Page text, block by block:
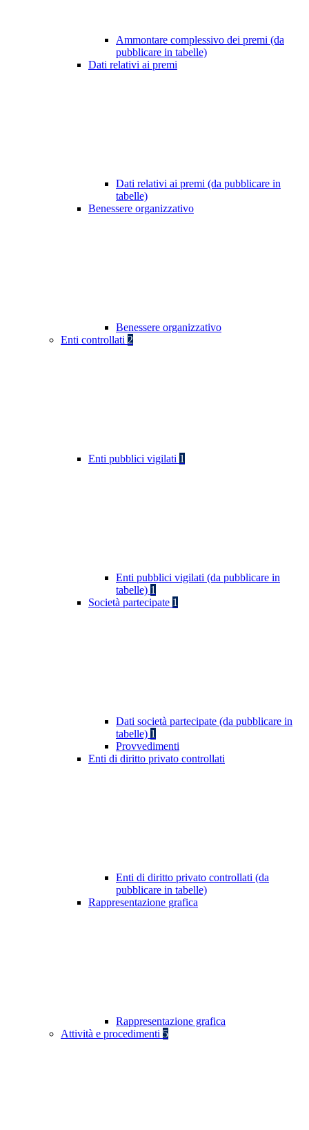
Ammontare complessivo dei premi (da
pubblicare in tabelle)
Dati relativi ai premi
Dati relativi ai premi (da pubblicare in
tabelle)
Benessere organizzativo
Benessere organizzativo
Enti controllati 2
Enti pubblici vigilati 1
Enti pubblici vigilati (da pubblicare in
tabelle) 1
Società partecipate 1
Dati società partecipate (da pubblicare in
tabelle) 1
Provvedimenti
Enti di diritto privato controllati
Enti di diritto privato controllati (da
pubblicare in tabelle)
Rappresentazione grafica
Rappresentazione grafica
Attività e procedimenti 5